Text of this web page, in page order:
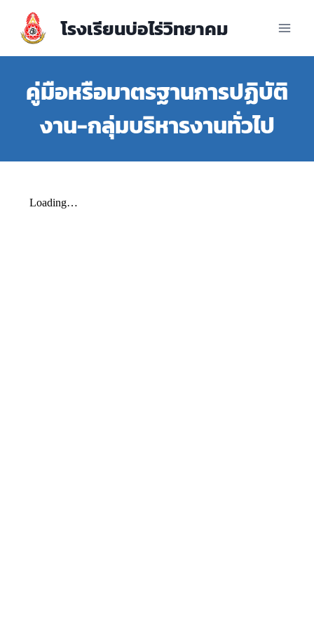
โรงเรียนบ่อไร่วิทยาคม
คู่มือหรือมาตรฐานการปฏิบัติ
งาน-กลุ่มบริหารงานทั่วไป